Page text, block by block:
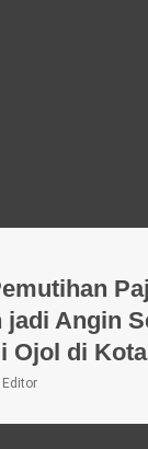
jadi Angin
Ojol di
Editor